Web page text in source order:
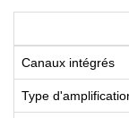
Canaux intégrés
Type